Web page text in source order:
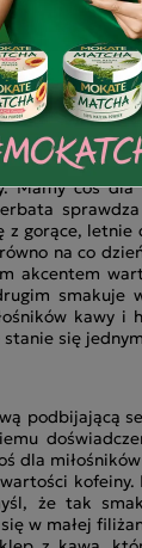
naszemu
smak,
pochodzą z
ma wyrazisty
Smak
rozpoczynać
Mamy coś dla
z gorące,
na co
akcentem
smakuje
kawy i
się
podbijającą
dla
że tak
w małej